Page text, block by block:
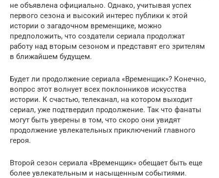
не объявлена официально. Однако, учитывая успех
первого сезона и высокий интерес публики к этой
истории о загадочном временщике, можно
предположить, что создатели сериала продолжат
работу над вторым сезоном и представят его зрителям
в ближайшем будущем.
Будет ли продолжение сериала «Временщик»? Конечно,
вопрос этот волнует всех поклонников искусства
истории. К счастью, телеканал, на котором выходит
сериал, уже подтвердил продолжение. Так что фанаты
могут быть уверены в том, что скоро они увидят
продолжение увлекательных приключений главного
героя.
Второй сезон сериала «Временщик» обещает быть еще
более увлекательным и насыщенным событиями.